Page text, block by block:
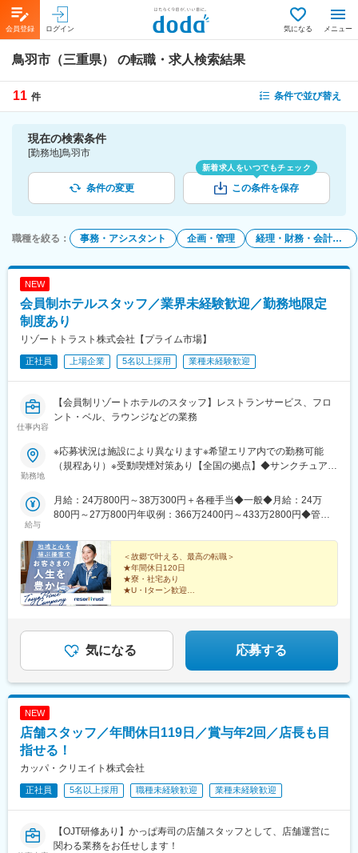
会員登録 ログイン 気になる メニュー
鳥羽市（三重県） の転職・求人検索結果
11 件 条件で並び替え
現在の検索条件
[勤務地]鳥羽市
条件の変更
新着求人をいつでもチェック
この条件を保存
職種を絞る ： 事務・アシスタント 企画・管理 経理・財務・会計・内部統制
NEW
会員制ホテルスタッフ／業界未経験歓迎／勤務地限定
制度あり
リゾートトラスト株式会社【プライム市場】
正社員 上場企業 5名以上採用 業種未経験歓迎
仕事内容
【会員制リゾートホテルのスタッフ】レストランサービス、フロ
ント・ベル、ラウンジなどの業務
勤務地
※応募状況は施設により異なります※希望エリア内での勤務可能
（規程あり）※受動喫煙対策あり【全国の拠点】◆サンクチュアリ
光◆サンクチュアリコート高山◆サンクチュアリコート琵琶湖◆
ザ・カハラ・ホテル＆リゾート 横浜◆東京ベイコート倶楽部◆横
ート倶楽部◆エクシブ那須白河◆エクシブ軽井沢◆エクシブ初島
クラブ◆エクシブ浜名湖◆エクシブ鳥羽◆エクシブ鳴門◆エクシ
ブ山中湖◆エクシブ湯河原離宮◆エクシブ箱根離宮◆エクシブ伊
豆◆エクシブ蓼科◆エクシブ琵琶湖◆エクシブ京都 八瀬離宮◆エ
クシブ白浜◆エクシブ有馬離宮◆エクシブ淡路島◆エクシブ六甲
サンクチュアリ・ヴィラ◆リゾーピア熱海◆リゾーピア久美浜◆
がの◆サンメンバーズ鹿児島◆ホテルトラスティ東京ベイサイド
◆ホテルトラスティ大阪 阿倍野◆ローズルーム大阪など
給与
月給：24万800円～38万300円＋各種手当◆一般◆月給：24万
800円～27万800円年収例：366万2400円～433万2800円◆管理
608万4800円※給与は、経験・能力を考慮の上決定いたします※各
種手当は別途支給※超過勤務手当及び各種手当は別途支給※年収は
月給＋賞与の金額です《モデル月収例》一般スタッフ（基本給24
万800円の場合）◆月収：29万4100円〇時間外手当／3万円〇カ
フェテリアプラン利用／3300円〇住宅手当／2万円※社員食堂利用
380円／食で利用可能です（平均補助額：2万1000円／月）食事の
補助額を加味すると、実質の月収は31万5100円となります。
＜故郷で叶える、最高の転職＞
★年間休日120日
★寮・社宅あり
★U・Iターン歓迎
★社員食堂あり
接客スキルを活かし、地域にもお客さまにも貢献♪
気になる 応募する
NEW
店舗スタッフ／年間休日119日／賞与年2回／店長も目
指せる！
カッパ・クリエイト株式会社
正社員 5名以上採用 職種未経験歓迎 業種未経験歓迎
【OJT研修あり】かっぱ寿司の店舗スタッフとして、店舗運営に
関わる業務をお任せします！